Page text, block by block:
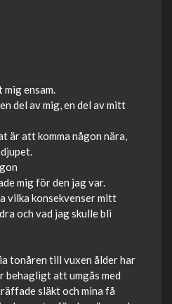
ensam.
del av mig, en del av mitt
är att komma någon nära,
mig för den jag var.
vilka konsekvenser mitt
och vad jag skulle bli
tonåren till vuxen ålder har
att umgås med
släkt och mina få